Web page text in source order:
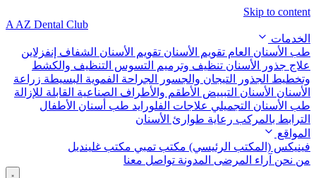
Skip to content
A AZ Dental Club
الخدمات
طب الأسنان العام تقويم الأسنان تقويم الأسنان الشفاف إنفزلاين
علاج جذور الأسنان تنظيف وترميم التسوس التنظيف والكشط
وتخطيط الجذور
التيجان والجسور الجراحة الفموية البسيطة زراعة
الأسنان الأسنان التبييض الأطقم والأطراف الصناعية القابلة للإزالة
طب الأسنان التجميلي علاجات الفلورايد طب أسنان الأطفال
الترابط بالمركب رعاية طوارئ الأسنان
المواقع
فينيكس (المكتب الرئيسي) مكتب تمبي مكتب غلينديل
من نحن آراء المرضى المدونة تواصل معنا